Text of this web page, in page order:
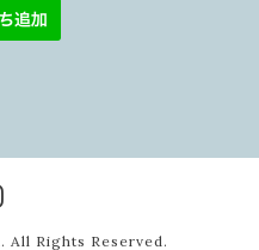
. All Rights Reserved.